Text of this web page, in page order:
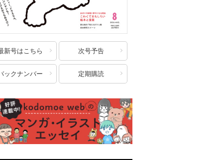
新号はこちら 次号予告
ックナンバー 定期購読